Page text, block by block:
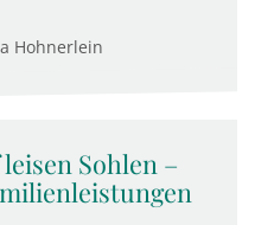
Hohnerlein
Sohlen –